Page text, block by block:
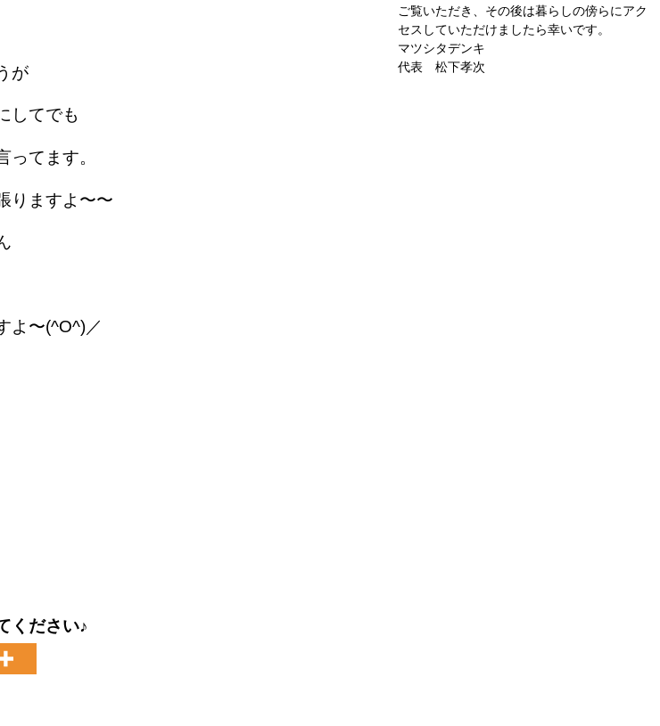
が
してでも
てます。
りますよ〜〜
よ〜(^O^)／
ください♪
ご覧いただき、その後は暮らしの傍らにアク
セスしていただけましたら幸いです。
マツシタデンキ
代表 松下孝次